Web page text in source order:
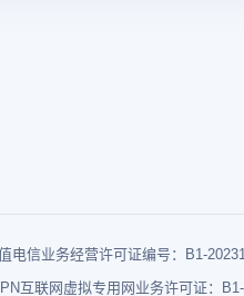
电信业务经营许可证编号：B1-
互联网虚拟专用网业务许可证：